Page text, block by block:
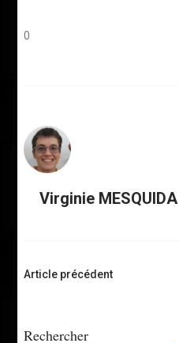
0
Virginie MESQUIDA
Navigation
Article précédent
Rechercher